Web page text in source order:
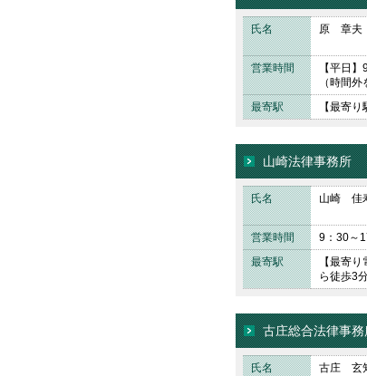
氏名 原 章夫
営業時間
【平日
（時間
最寄駅
【最寄
山崎法律事務所
氏名 山崎 佳
営業時間
9：30～
最寄駅
【最寄
ら徒歩3
古庄総合法律事務
氏名 古庄 玄